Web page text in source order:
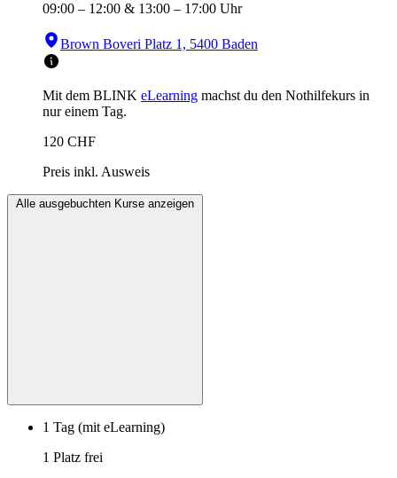
09:00 – 12:00 & 13:00 – 17:00 Uhr
Brown Boveri Platz 1, 5400 Baden
Mit dem BLINK eLearning machst du den Nothilfekurs in
nur einem Tag.
120 CHF
Preis inkl. Ausweis
Alle ausgebuchten Kurse anzeigen
1 Tag (mit eLearning)
1 Platz frei